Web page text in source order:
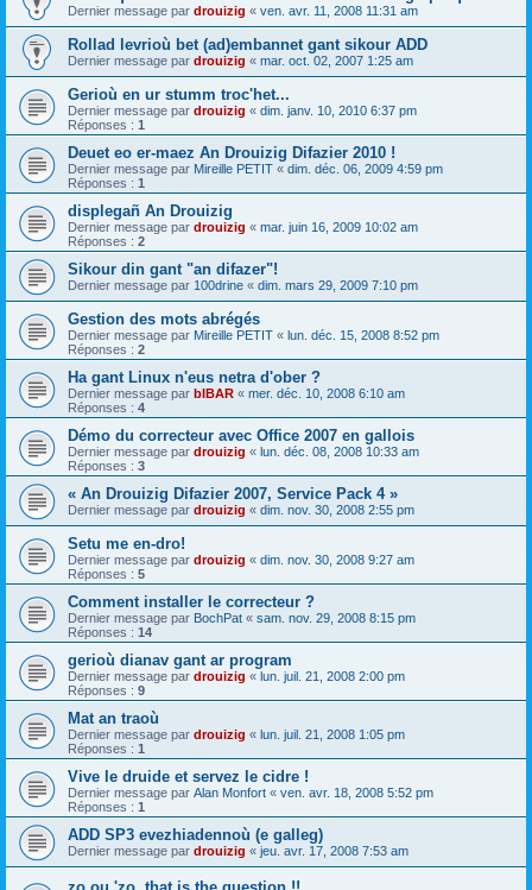
Dernier message par drouizig « ven. avr. 11, 2008 11:31 am
Rollad levrioù bet (ad)embannet gant sikour ADD
Dernier message par drouizig « mar. oct. 02, 2007 1:25 am
Gerioù en ur stumm troc'het...
Dernier message par drouizig « dim. janv. 10, 2010 6:37 pm
Réponses : 1
Deuet eo er-maez An Drouizig Difazier 2010 !
Dernier message par Mireille PETIT « dim. déc. 06, 2009 4:59 pm
Réponses : 1
displegañ An Drouizig
Dernier message par drouizig « mar. juin 16, 2009 10:02 am
Réponses : 2
Sikour din gant "an difazer"!
Dernier message par 100drine « dim. mars 29, 2009 7:10 pm
Gestion des mots abrégés
Dernier message par Mireille PETIT « lun. déc. 15, 2008 8:52 pm
Réponses : 2
Ha gant Linux n'eus netra d'ober ?
Dernier message par bIBAR « mer. déc. 10, 2008 6:10 am
Réponses : 4
Démo du correcteur avec Office 2007 en gallois
Dernier message par drouizig « lun. déc. 08, 2008 10:33 am
Réponses : 3
« An Drouizig Difazier 2007, Service Pack 4 »
Dernier message par drouizig « dim. nov. 30, 2008 2:55 pm
Setu me en-dro!
Dernier message par drouizig « dim. nov. 30, 2008 9:27 am
Réponses : 5
Comment installer le correcteur ?
Dernier message par BochPat « sam. nov. 29, 2008 8:15 pm
Réponses : 14
gerioù dianav gant ar program
Dernier message par drouizig « lun. juil. 21, 2008 2:00 pm
Réponses : 9
Mat an traoù
Dernier message par drouizig « lun. juil. 21, 2008 1:05 pm
Réponses : 1
Vive le druide et servez le cidre !
Dernier message par Alan Monfort « ven. avr. 18, 2008 5:52 pm
Réponses : 1
ADD SP3 evezhiadennoù (e galleg)
Dernier message par drouizig « jeu. avr. 17, 2008 7:53 am